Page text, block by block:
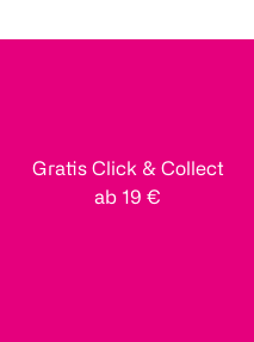
Gratis Click & Collect
ab 19 €